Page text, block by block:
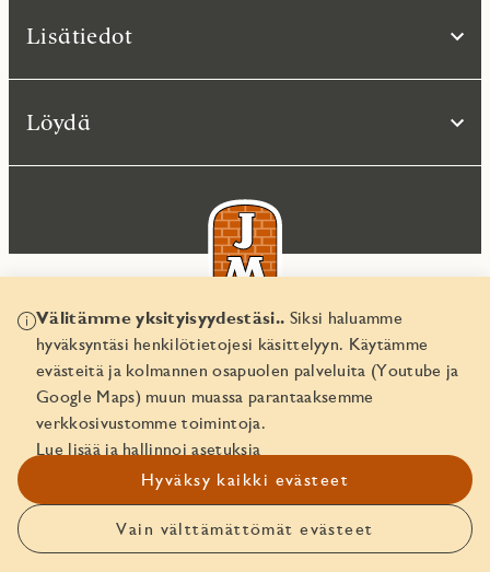
Välitämme yksityisyydestäsi.. Siksi haluamme
hyväksyntäsi henkilötietojesi käsittelyyn. Käytämme
evästeitä ja kolmannen osapuolen palveluita (Youtube ja
Google Maps) muun muassa parantaaksemme
verkkosivustomme toimintoja.
Lue lisää ja hallinnoi asetuksia
Hyväksy kaikki evästeet
Vain välttämättömät evästeet
Lisätiedot
Löydä
© JM Suomi OY 2026
Yritystunnus 1974161-8